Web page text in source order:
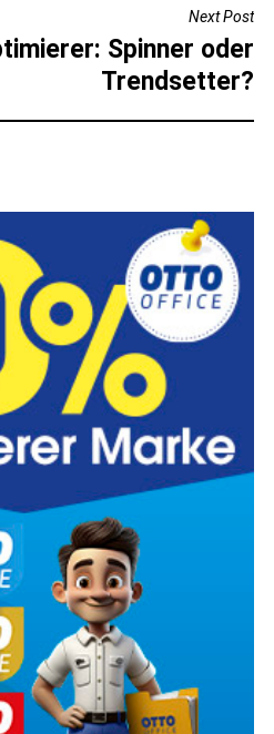
Next Post
Spinner oder
Trendsetter?